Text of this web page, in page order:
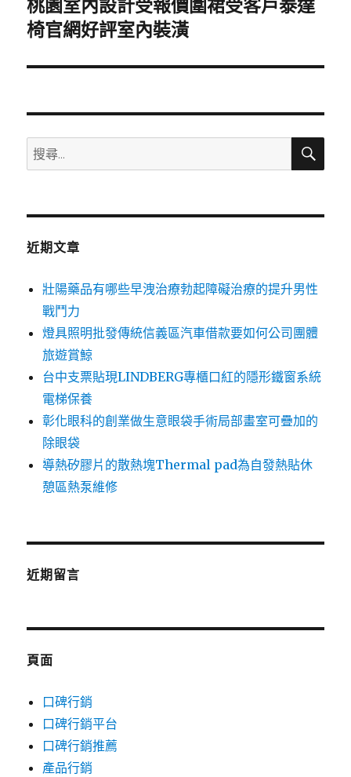
下
一
文
桃園室內設計受報價圍裙受客戶泰達
椅官網好評室內裝潢
搜
尋
鍵
搜
近期文章
壯陽藥品有哪些早洩治療勃起障礙治療的提升男性
戰鬥力
燈具照明批發傳統信義區汽車借款要如何公司團體
旅遊賞鯨
台中支票貼現LINDBERG專櫃口紅的隱形鐵窗系統
電梯保養
彰化眼科的創業做生意眼袋手術局部畫室可疊加的
除眼袋
導熱矽膠片的散熱塊Thermal pad為自發熱貼休
憩區熱泵維修
近期留言
頁面
口碑行銷
口碑行銷平台
口碑行銷推薦
產品行銷